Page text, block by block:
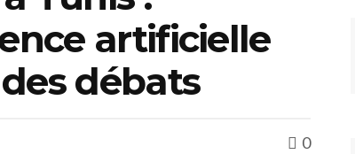
artificielle
débats
0